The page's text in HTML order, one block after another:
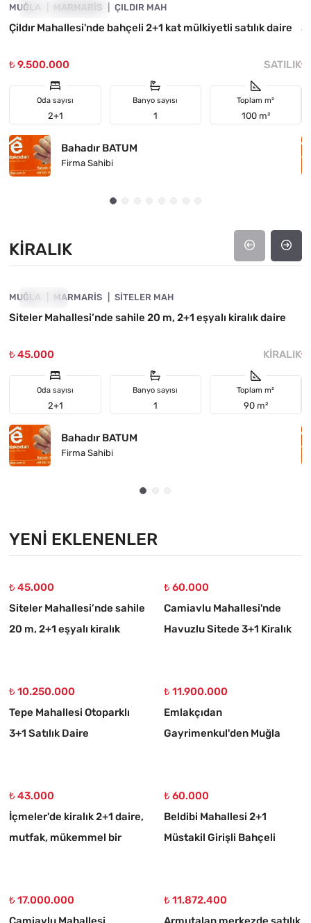
YATIRIMA UYGUN
MUĞLA MARMARIS ÇILDIR MAH
Çildır Mahallesi'nde bahçeli 2+1 kat mülkiyetli satılık daire
₺ 9.500.000 SATILIK
Oda sayısı
2+1
Banyo sayısı
1
Toplam m²
100 m²
Bahadır BATUM
Firma Sahibi
₺
KIRALIK
KIRALIK
MUĞLA MARMARIS SITELER MAH
Siteler Mahallesi’nde sahile 20 m, 2+1 eşyalı kiralık daire
₺ 45.000 KIRALIK
Oda sayısı
2+1
Banyo sayısı
1
Toplam m²
90 m²
Bahadır BATUM
Firma Sahibi
₺
YENI EKLENENLER
₺ 45.000
Siteler Mahallesi’nde sahile
20 m, 2+1 eşyalı kiralık
₺ 60.000
Camiavlu Mahallesi'nde
Havuzlu Sitede 3+1 Kiralık
₺ 10.250.000
Tepe Mahallesi Otoparklı
3+1 Satılık Daire
₺ 11.900.000
Emlakçıdan
Gayrimenkul'den Muğla
₺ 43.000
İçmeler'de kiralık 2+1 daire,
mutfak, mükemmel bir
₺ 60.000
Beldibi Mahallesi 2+1
Müstakil Girişli Bahçeli
₺ 17.000.000
₺ 11.872.400